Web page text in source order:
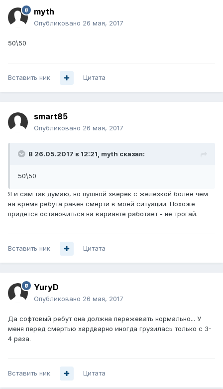
myth
Опубликовано 26 мая, 2017
50\50
Вставить ник Цитата
smart85
Опубликовано 26 мая, 2017
В 26.05.2017 в 12:21, myth сказал:
50\50
Я и сам так думаю, но пушной зверек с железкой более чем
на время ребута равен смерти в моей ситуации. Похоже
придется остановиться на варианте работает - не трогай.
Вставить ник Цитата
YuryD
Опубликовано 26 мая, 2017
Да софтовый ребут она должна пережевать нормально... У
меня перед смертью хардварно иногда грузилась только с 3-
4 раза.
Вставить ник Цитата